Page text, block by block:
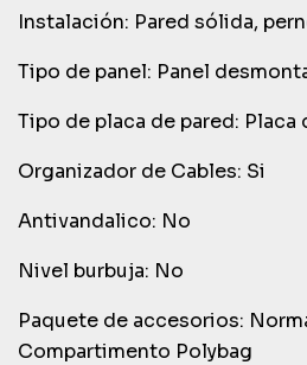
Instalación: Pared sólida,
Tipo de panel: Panel
Tipo de placa de pared: Placa
Organizador de Cables: Si
Antivandalico: No
Nivel burbuja: No
Paquete de accesorios:
Compartimento Polybag